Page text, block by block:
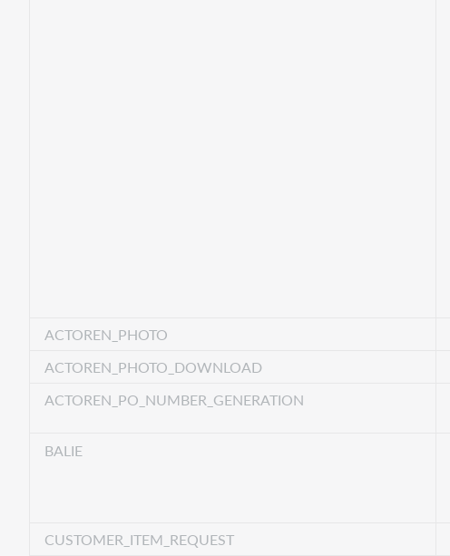
ACTOREN_PHOTO
ACTOREN_PHOTO_DOWNLOAD
ACTOREN_PO_NUMBER_GENERATION
BALIE
CUSTOMER_ITEM_REQUEST